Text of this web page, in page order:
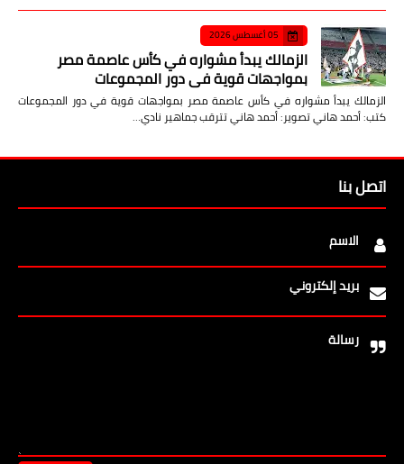
05 أغسطس 2026
الزمالك يبدأ مشواره في كأس عاصمة مصر
بمواجهات قوية في دور المجموعات
الزمالك يبدأ مشواره في كأس عاصمة مصر بمواجهات قوية في دور المجموعات
كتب: أحمد هاني تصوير: أحمد هاني تترقب جماهير نادي…
اتصل بنا
الاسم
بريد إلكتروني
رسالة